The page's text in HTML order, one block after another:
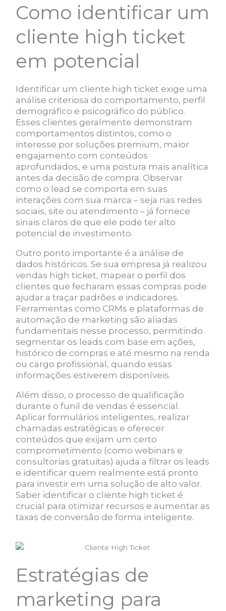
Como identificar um
cliente high ticket
em potencial
Identificar um cliente high ticket exige uma
análise criteriosa do comportamento, perfil
demográfico e psicográfico do público.
Esses clientes geralmente demonstram
comportamentos distintos, como o
interesse por soluções premium, maior
engajamento com conteúdos
aprofundados, e uma postura mais analítica
antes da decisão de compra. Observar
como o lead se comporta em suas
interações com sua marca – seja nas redes
sociais, site ou atendimento – já fornece
sinais claros de que ele pode ter alto
potencial de investimento.
Outro ponto importante é a análise de
dados históricos. Se sua empresa já realizou
vendas high ticket, mapear o perfil dos
clientes que fecharam essas compras pode
ajudar a traçar padrões e indicadores.
Ferramentas como CRMs e plataformas de
automação de marketing são aliadas
fundamentais nesse processo, permitindo
segmentar os leads com base em ações,
histórico de compras e até mesmo na renda
ou cargo profissional, quando essas
informações estiverem disponíveis.
Além disso, o processo de qualificação
durante o funil de vendas é essencial.
Aplicar formulários inteligentes, realizar
chamadas estratégicas e oferecer
conteúdos que exijam um certo
comprometimento (como webinars e
consultorias gratuitas) ajuda a filtrar os leads
e identificar quem realmente está pronto
para investir em uma solução de alto valor.
Saber identificar o cliente high ticket é
crucial para otimizar recursos e aumentar as
taxas de conversão de forma inteligente.
Estratégias de
marketing para